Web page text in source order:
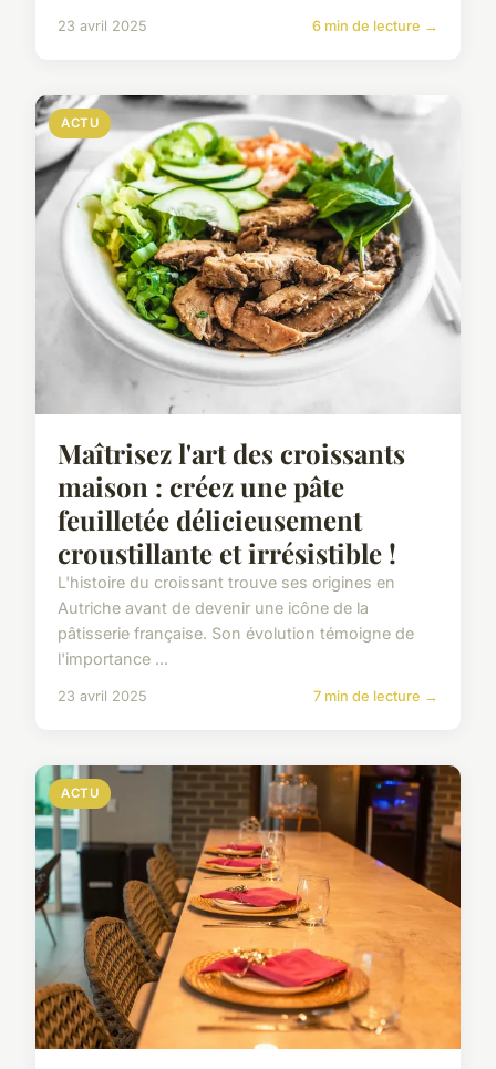
23 avril 2025 6 min de lecture →
ACTU
Maîtrisez l'art des croissants
maison : créez une pâte
feuilletée délicieusement
croustillante et irrésistible !
L'histoire du croissant trouve ses origines en
Autriche avant de devenir une icône de la
pâtisserie française. Son évolution témoigne de
l'importance ...
23 avril 2025 7 min de lecture →
ACTU